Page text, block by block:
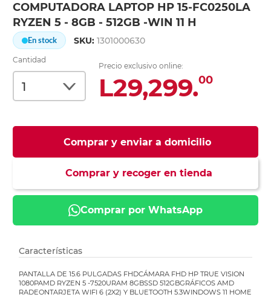
COMPUTADORA LAPTOP HP 15-FC0250LA
RYZEN 5 - 8GB - 512GB -WIN 11 H
En stock SKU:1301000630
Cantidad
Precio exclusivo online:
L29,299.00
Comprar y enviar a domicilio
Comprar y recoger en tienda
Comprar por WhatsApp
Características
PANTALLA DE 15.6 PULGADAS FHDCÁMARA FHD HP TRUE VISION
1080PAMD RYZEN 5 -7520URAM 8GBSSD 512GBGRÁFICOS AMD
RADEONTARJETA WIFI 6 (2X2) Y BLUETOOTH 5.3WINDOWS 11 HOME